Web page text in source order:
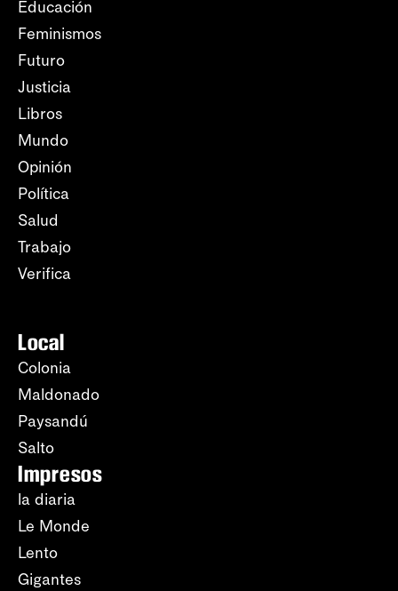
Educación
Feminismos
Futuro
Justicia
Libros
Mundo
Opinión
Política
Salud
Trabajo
Verifica
Local
Colonia
Maldonado
Paysandú
Salto
Impresos
la diaria
Le Monde
Lento
Gigantes